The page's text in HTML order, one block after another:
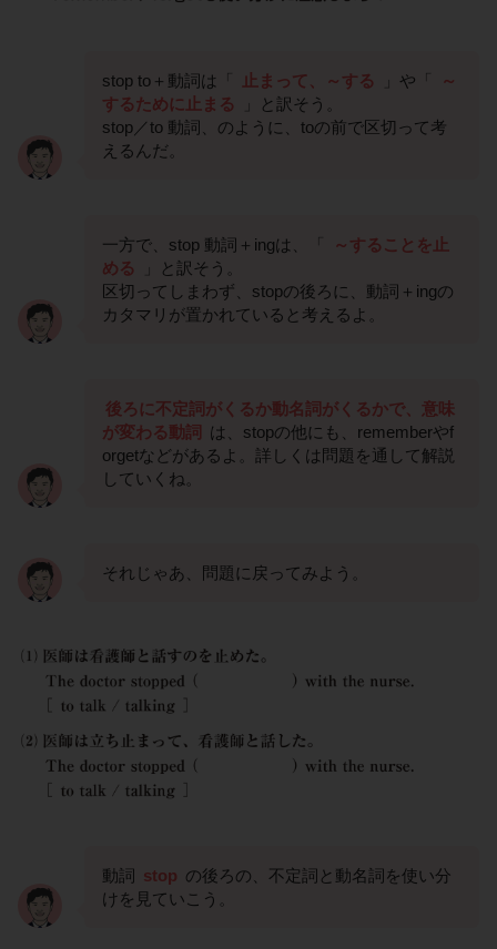
stop to＋動詞は「 止まって、～する 」や「
～
するために止まる
」と訳そう。
stop／to 動詞、のように、toの前で区切って考
えるんだ。
一方で、stop 動詞＋ingは、「
～することを止
める
」と訳そう。
区切ってしまわず、stopの後ろに、動詞＋ingの
カタマリが置かれていると考えるよ。
後ろに不定詞がくるか動名詞がくるかで、意味
が変わる動詞 は、stopの他にも、rememberやf
orgetなどがあるよ。詳しくは問題を通して解説
していくね。
それじゃあ、問題に戻ってみよう。
動詞 stop の後ろの、不定詞と動名詞を使い分
けを見ていこう。